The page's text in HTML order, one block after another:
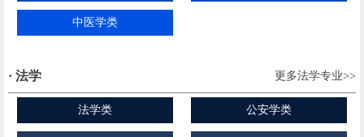
中医学类
· 法学 更多法学专业>>
法学类 公安学类